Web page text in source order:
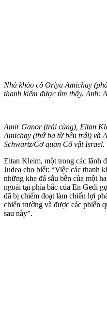
Nhà khảo cổ Oriya Amichay
thanh kiếm được tìm thấy. Ảnh:
Amir Ganor (trái cùng), Eitan
Amichay (thứ ba từ bên trái) và
Schwartz/Cơ quan Cổ vật Israel.
Eitan Kleim, một trong các lãnh
Judea cho biết: “Việc các thanh
những khe đá sâu bên của một
ngoài tại phía bắc của En Gedi
đã bị chiếm đoạt làm chiến lợi
chiến trường và được các phiến
sau này”.